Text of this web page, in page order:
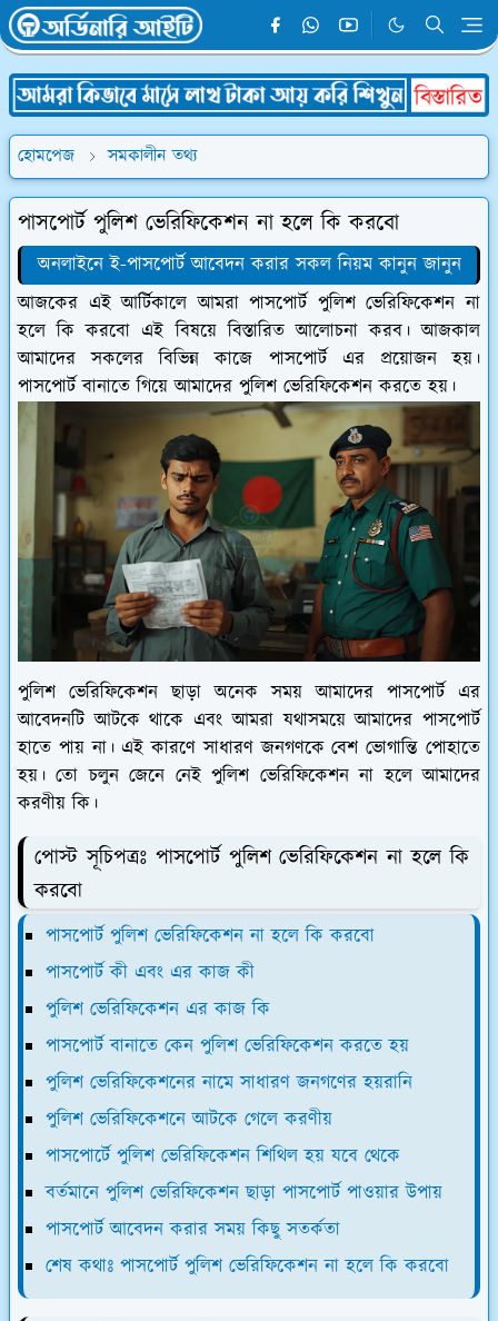
হোমপেজ সমকালীন তথ্য
পাসপোর্ট পুলিশ ভেরিফিকেশন না হলে কি করবো
অনলাইনে ই-পাসপোর্ট আবেদন করার সকল নিয়ম কানুন জানুন
আজকের এই আর্টিকালে আমরা পাসপোর্ট পুলিশ ভেরিফিকেশন না
হলে কি করবো এই বিষয়ে বিস্তারিত আলোচনা করব। আজকাল
আমাদের সকলের বিভিন্ন কাজে পাসপোর্ট এর প্রয়োজন হয়।
পাসপোর্ট বানাতে গিয়ে আমাদের পুলিশ ভেরিফিকেশন করতে হয়।
পুলিশ ভেরিফিকেশন ছাড়া অনেক সময় আমাদের পাসপোর্ট এর
আবেদনটি আটকে থাকে এবং আমরা যথাসময়ে আমাদের পাসপোর্ট
হাতে পায় না। এই কারণে সাধারণ জনগণকে বেশ ভোগান্তি পোহাতে
হয়। তো চলুন জেনে নেই পুলিশ ভেরিফিকেশন না হলে আমাদের
করণীয় কি।
পোস্ট সূচিপত্রঃ পাসপোর্ট পুলিশ ভেরিফিকেশন না হলে কি
করবো
পাসপোর্ট পুলিশ ভেরিফিকেশন না হলে কি করবো
পাসপোর্ট কী এবং এর কাজ কী
পুলিশ ভেরিফিকেশন এর কাজ কি
পাসপোর্ট বানাতে কেন পুলিশ ভেরিফিকেশন করতে হয়
পুলিশ ভেরিফিকেশনের নামে সাধারণ জনগণের হয়রানি
পুলিশ ভেরিফিকেশনে আটকে গেলে করণীয়
পাসপোর্টে পুলিশ ভেরিফিকেশন শিথিল হয় যবে থেকে
বর্তমানে পুলিশ ভেরিফিকেশন ছাড়া পাসপোর্ট পাওয়ার উপায়
পাসপোর্ট আবেদন করার সময় কিছু সতর্কতা
শেষ কথাঃ পাসপোর্ট পুলিশ ভেরিফিকেশন না হলে কি করবো